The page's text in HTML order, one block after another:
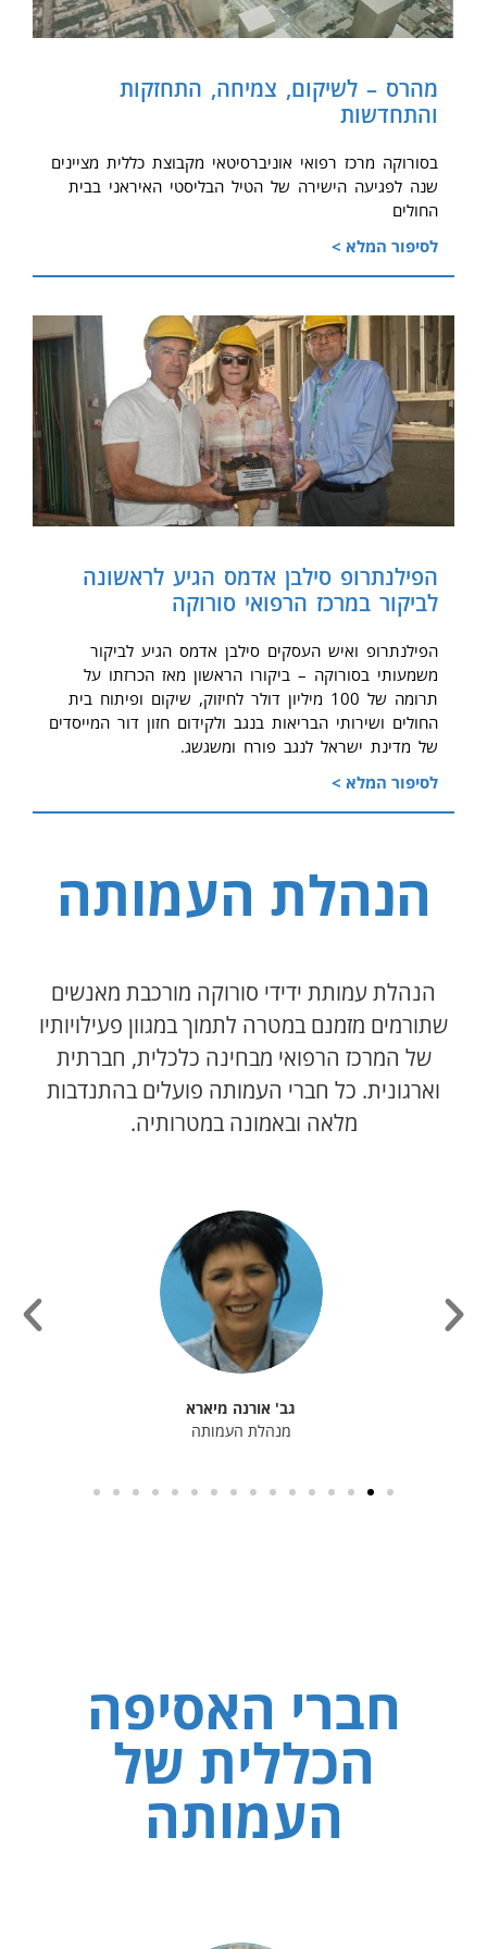
מהרס – לשיקום, צמיחה, התחזקות
והתחדשות
בסורוקה מרכז רפואי אוניברסיטאי מקבוצת כללית מציינים
שנה לפגיעה הישירה של הטיל הבליסטי האיראני בבית
החולים
לסיפור המלא >
הפילנתרופ סילבן אדמס הגיע לראשונה
לביקור במרכז הרפואי סורוקה
הפילנתרופ ואיש העסקים סילבן אדמס הגיע לביקור
משמעותי בסורוקה – ביקורו הראשון מאז הכרזתו על
תרומה של 100 מיליון דולר לחיזוק, שיקום ופיתוח בית
החולים ושירותי הבריאות בנגב ולקידום חזון דור המייסדים
של מדינת ישראל לנגב פורח ומשגשג.
לסיפור המלא >
הנהלת העמותה
הנהלת עמותת ידידי סורוקה מורכבת מאנשים
שתורמים מזמנם במטרה לתמוך במגוון פעילויותיו
של המרכז הרפואי מבחינה כלכלית, חברתית
וארגונית. כל חברי העמותה פועלים בהתנדבות
מלאה ובאמונה במטרותיה.
גב' אורנה מיארא
מנהלת העמותה
חברי האסיפה
הכללית של
העמותה